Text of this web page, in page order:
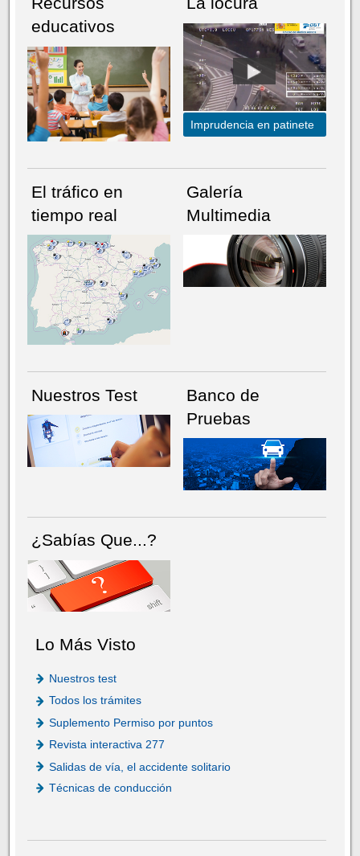
NÚMERO ACTUALHEMEROTECA
educativos
Imprudencia en patinete
El tráfico en
tiempo real
Galería
Multimedia
Nuestros Test
Banco de
Pruebas
¿Sabías Que...?
Lo Más Visto
Nuestros test
Todos los trámites
Suplemento Permiso por puntos
Revista interactiva 277
Salidas de vía, el accidente solitario
Técnicas de conducción